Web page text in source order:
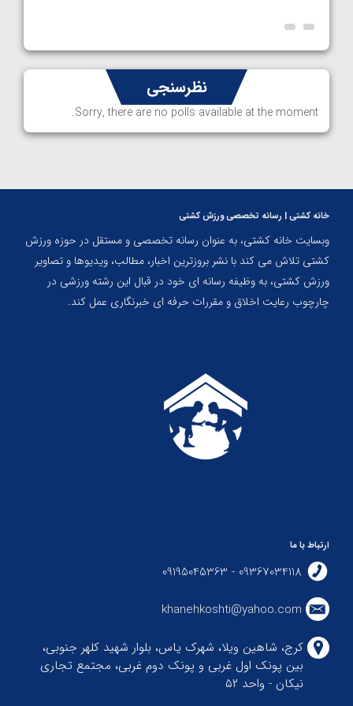
نظرسنجی
Sorry, there are no polls available at the moment.
خانه کشتی | رسانه تخصصی ورزش کشتی
وبسایت خانه کشتی، به عنوان رسانه تخصصی و مستقل در حوزه ورزش
کشتی تلاش می کند با نشر بروزترین اخبار، مطالب، ویدیوها و تصاویر
ورزش کشتی، به وظیفه رسانه ای خود در قبال این رشته ورزشی در
چارچوب رعایت اخلاق و مقررات حرفه ای خبرنگاری عمل کند.
ارتباط با ما
09367034118 - 09195045363
khanehkoshti@yahoo.com
کرج، شاهین ویلا، شهرک یاس، بلوار شهید کلهر جنوبی،
بین پونک اول غربی و پونک دوم غربی، مجتمع تجاری
نیکان - واحد ۵۲